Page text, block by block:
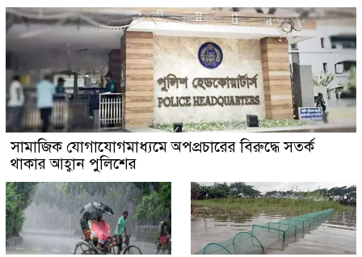
সামাজিক যোগাযোগমাধ্যমে অপপ্রচারের বিরুদ্ধে সতর্ক
থাকার আহ্বান পুলিশের